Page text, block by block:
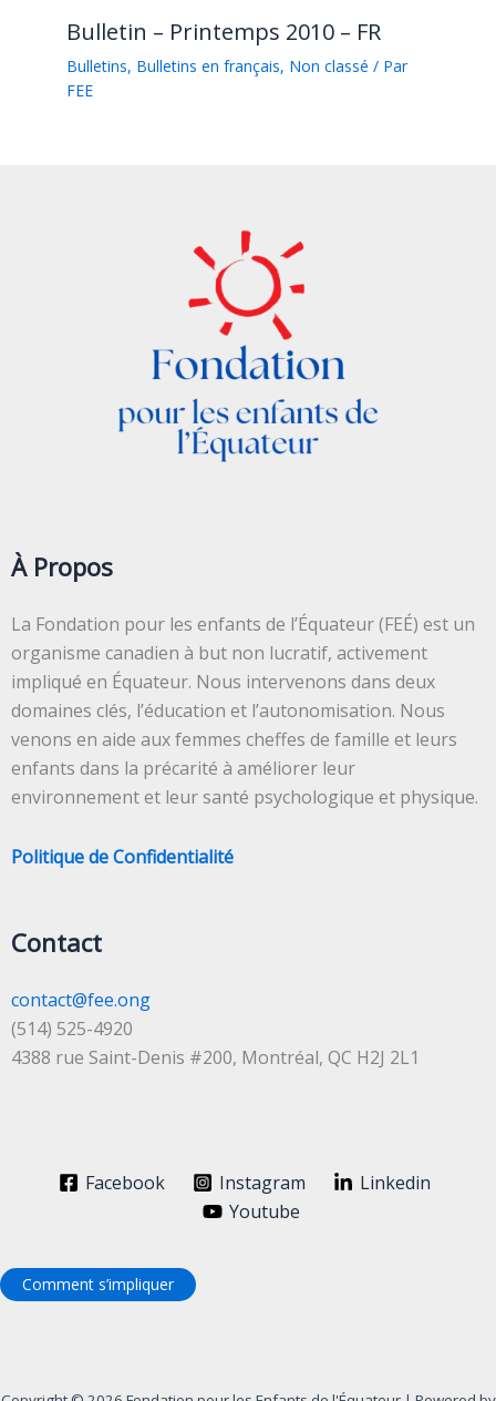
Bulletin – Printemps 2010 – FR
Bulletins, Bulletins en français, Non classé / Par
FEE
À Propos
La Fondation pour les enfants de l’Équateur (FEÉ) est un
organisme canadien à but non lucratif, activement
impliqué en Équateur. Nous intervenons dans deux
domaines clés, l’éducation et l’autonomisation. Nous
venons en aide aux femmes cheffes de famille et leurs
enfants dans la précarité à améliorer leur
environnement et leur santé psychologique et physique.
Politique de Confidentialité
Contact
contact@fee.ong
(514) 525-4920
4388 rue Saint-Denis #200, Montréal, QC H2J 2L1
Facebook Instagram
Linkedin
Youtube
Comment s’impliquer